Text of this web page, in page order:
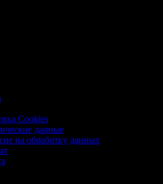
Cookies
данные
на обработку данных